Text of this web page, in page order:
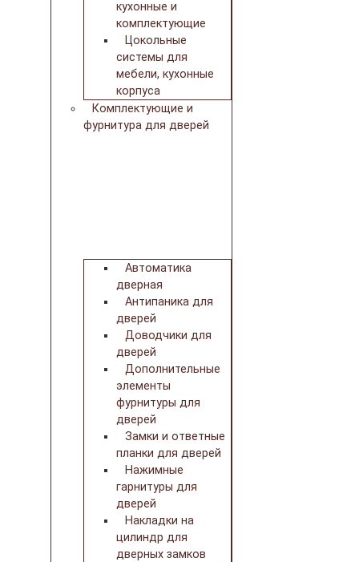
кухонные и
комплектующие
Цокольные
системы для
мебели, кухонные
корпуса
Комплектующие и
фурнитура для дверей
Автоматика
дверная
Антипаника для
дверей
Доводчики для
дверей
Дополнительные
элементы
фурнитуры для
дверей
Замки и ответные
планки для дверей
Нажимные
гарнитуры для
дверей
Накладки на
цилиндр для
дверных замков